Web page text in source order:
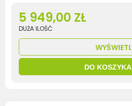
5 949,00 ZŁ
DUŻA ILOŚĆ
WYŚWIETL
DO KOSZYKA